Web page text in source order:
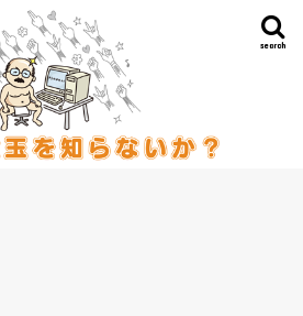
search